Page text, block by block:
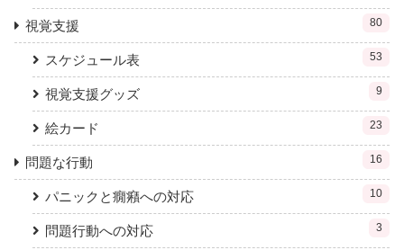
視覚支援 80
スケジュール表 53
視覚支援グッズ 9
絵カード 23
問題な行動 16
パニックと癇癪への対応 10
問題行動への対応 3